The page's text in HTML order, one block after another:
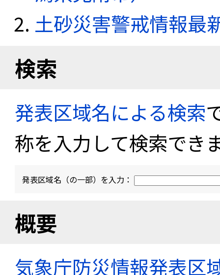
土砂災害警戒情報最
検索
発表区域名による検索
称を入力して検索でき
発表区域名（の一部）を入力：
概要
気象庁防災情報発表区